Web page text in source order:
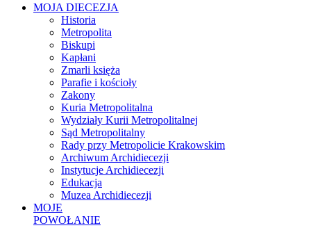
MOJA DIECEZJA
Historia
Metropolita
Biskupi
Kapłani
Zmarli księża
Parafie i kościoły
Zakony
Kuria Metropolitalna
Wydziały Kurii Metropolitalnej
Sąd Metropolitalny
Rady przy Metropolicie Krakowskim
Archiwum Archidiecezji
Instytucje Archidiecezji
Edukacja
Muzea Archidiecezji
MOJE
POWOŁANIE